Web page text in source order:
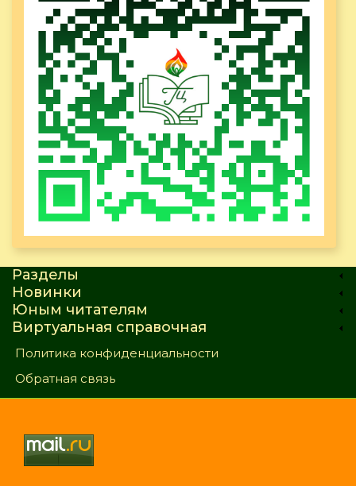
Разделы
Новинки
Юным читателям
Виртуальная справочная
Политика конфиденциальности
Обратная связь